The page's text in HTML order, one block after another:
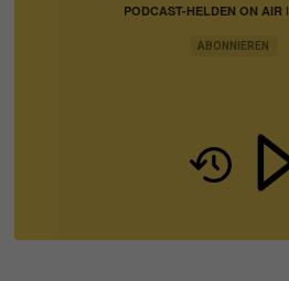
PODCAST-HELDEN ON AIR |
MARKETING UND VERTRIEB
ABONNIEREN